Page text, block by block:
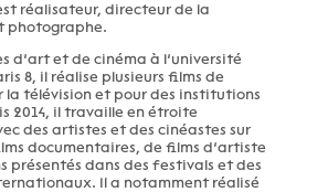
réalisateur, directeur de la
photographe.
d’art et de cinéma à l’université
8, il réalise plusieurs films de
la télévision et pour des institutions
2014, il travaille en étroite
des artistes et des cinéastes sur
documentaires, de films d’artiste
présentés dans des festivals et des
Il a notamment réalisé